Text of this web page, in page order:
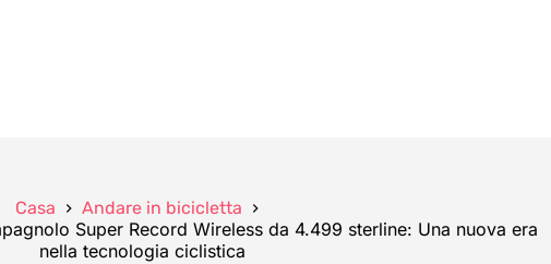
Casa Andare in bicicletta
Super Record Wireless da 4.499 sterline: Una nuova era
nella tecnologia ciclistica